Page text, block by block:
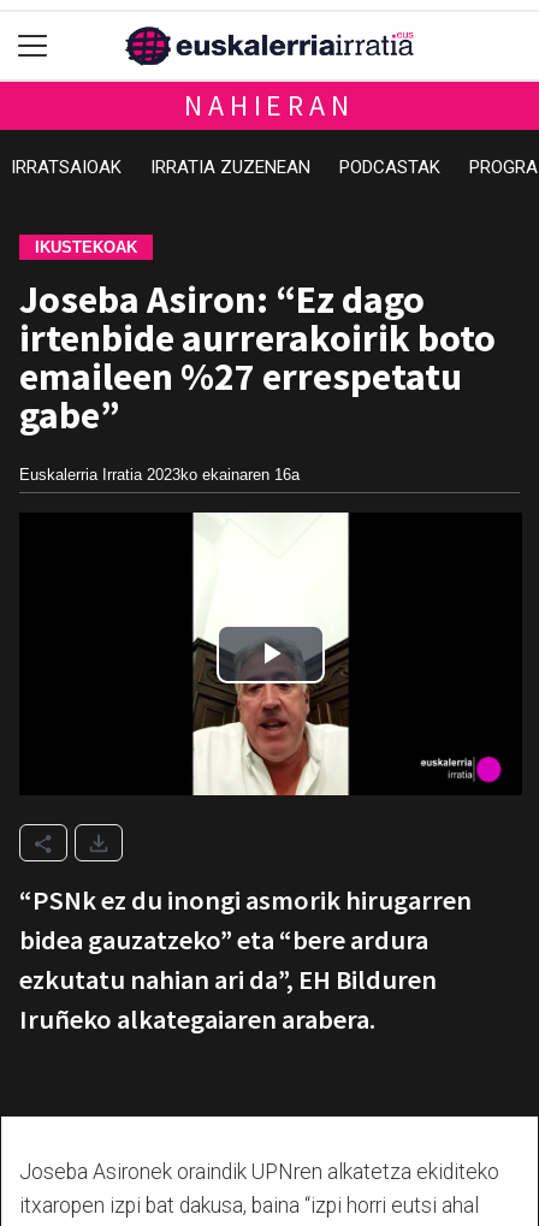
NAHIERAN
IRRATSAIOAK IRRATIA ZUZENEAN PODCASTAK
IKUSTEKOAK
Joseba Asiron: “Ez dago
irtenbide aurrerakoirik boto
emaileen %27 errespetatu
gabe”
Euskalerria Irratia 2023ko ekainaren 16a
“PSNk ez du inongi asmorik hirugarren
bidea gauzatzeko” eta “bere ardura
ezkutatu nahian ari da”, EH Bilduren
Iruñeko alkategaiaren arabera.
Joseba Asironek oraindik UPNren alkatetza ekiditeko
itxaropen izpi bat dakusa, baina “izpi horri eutsi ahal